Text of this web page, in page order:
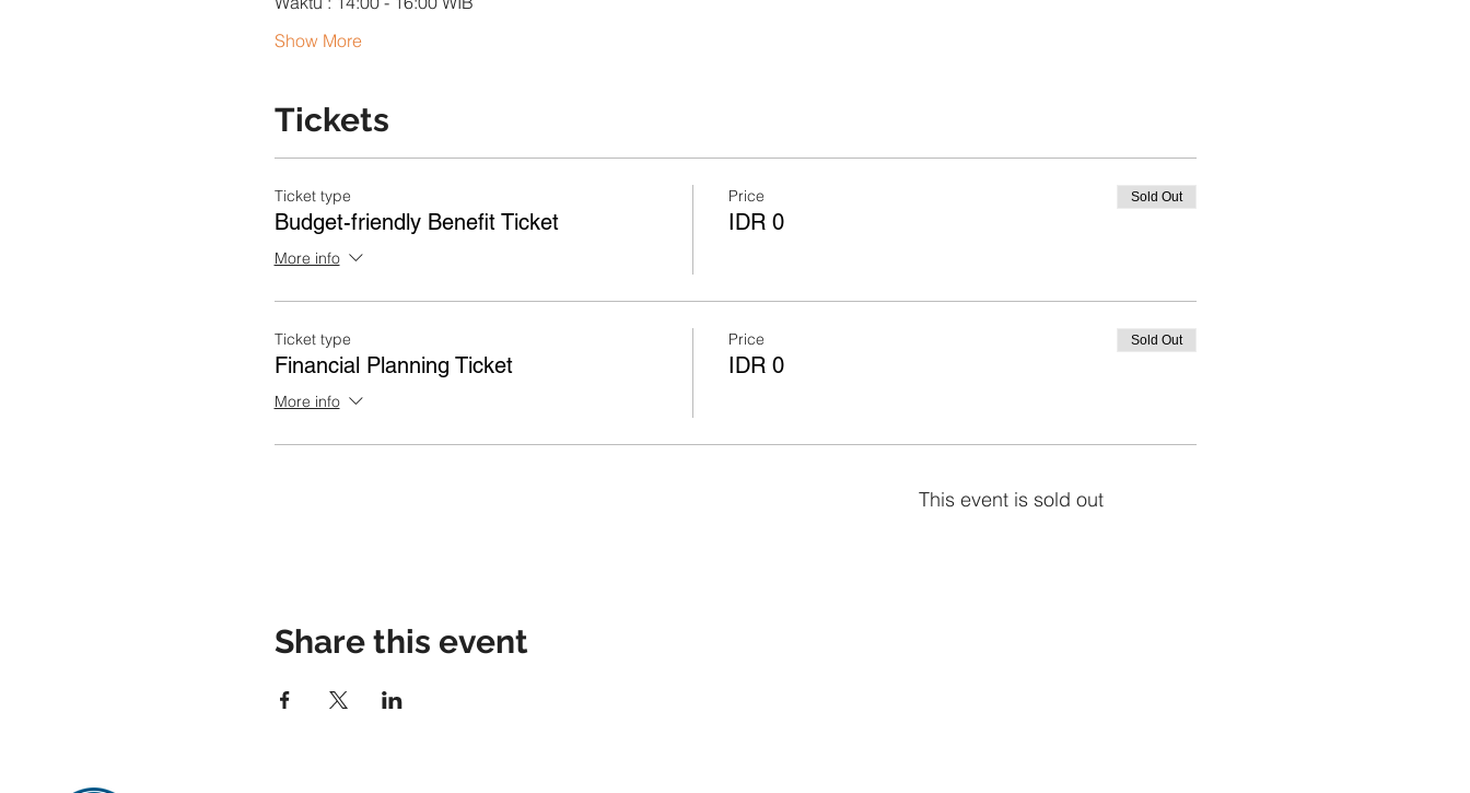
Show More
Tickets
Ticket type
Budget-friendly Benefit Ticket
More info
Price
IDR 0
Sold Out
Ticket type
Financial Planning Ticket
More info
Price
IDR 0
Sold Out
This event is sold out
Share this event